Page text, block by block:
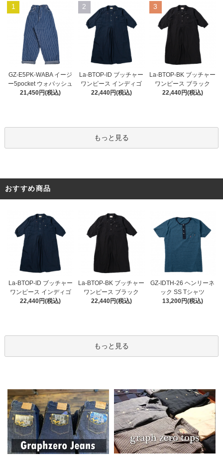
1
GZ-E5PK-WABA イージ
ー5pocket ウォバッシュ
21,450円(税込)
2
La-BTOP-ID ブッチャー
ワンピース インディゴ
22,440円(税込)
3
La-BTOP-BK ブッチャー
ワンピース ブラック
22,440円(税込)
もっと見る
おすすめ商品
La-BTOP-ID ブッチャー
ワンピース インディゴ
22,440円(税込)
La-BTOP-BK ブッチャー
ワンピース ブラック
22,440円(税込)
GZ-IDTH-26 ヘンリーネ
ック SS Tシャツ
13,200円(税込)
もっと見る